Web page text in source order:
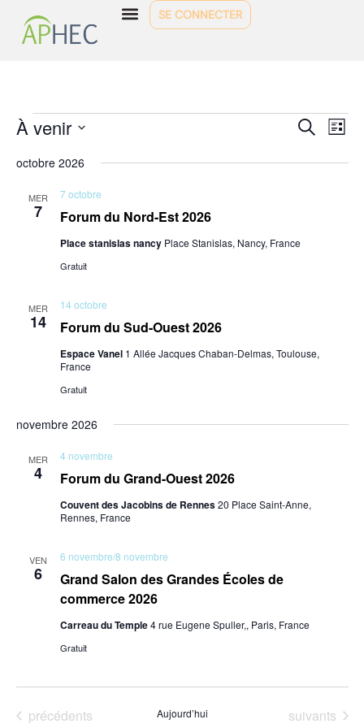
SE CONNECTER
vues
Recherche
DE
Liste
À venir
une
date.
octobre 2026
MER
7 Forum du Nord-Est 2026
7 octobre
Place stanislas nancy Place Stanislas, Nancy, France
Gratuit
MER
14 Forum du Sud-Ouest 2026
14 octobre
Espace Vanel 1 Allée Jacques Chaban-Delmas, Toulouse,
France
Gratuit
novembre 2026
MER
4 Forum du Grand-Ouest 2026
4 novembre
Couvent des Jacobins de Rennes20 Place Saint-Anne,
Rennes, France
VEN
6
Grand Salon des Grandes Écoles de
commerce 2026
6 novembre/8 novembre
Carreau du Temple4 rue Eugene Spuller,, Paris, France
Gratuit
Évènements
précédents Aujourd’hui Évènements
suivants